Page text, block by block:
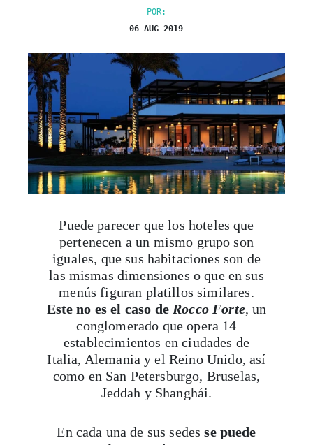
Puede parecer que los hoteles que
pertenecen a un mismo grupo son
las mismas dimensiones o que en sus
menús figuran platillos similares.
Este no es el caso deRocco Forte , un
conglomerado que opera 14
establecimientos en ciudades de
Italia, Alemania y el Reino Unido, así
como en San Petersburgo, Bruselas,
Jeddah y Shanghái.
En cada una de sus sedes se puede
sentir, ver y degustar un
trata de hoteles que viven en